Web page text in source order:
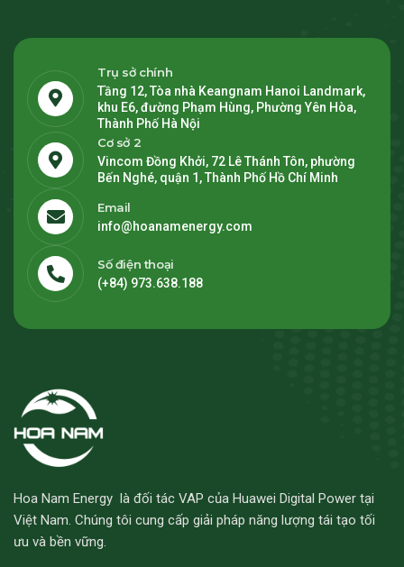
Trụ sở chính
Tầng 12, Tòa nhà Keangnam Hanoi Landmark,
khu E6, đường Phạm Hùng, Phường Yên Hòa,
Thành Phố Hà Nội
Cơ sở 2
Vincom Đồng Khởi, 72 Lê Thánh Tôn, phường
Bến Nghé, quận 1, Thành Phố Hồ Chí Minh
Email
info@hoanamenergy.com
Số điện thoại
(+84) 973.638.188
Hoa Nam Energy là đối tác VAP của Huawei Digital Power tại
Việt Nam. Chúng tôi cung cấp giải pháp năng lượng tái tạo tối
ưu và bền vững.